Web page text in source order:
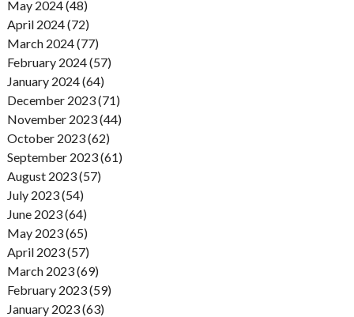
May 2024 (48)
April 2024 (72)
March 2024 (77)
February 2024 (57)
January 2024 (64)
December 2023 (71)
November 2023 (44)
October 2023 (62)
September 2023 (61)
August 2023 (57)
July 2023 (54)
June 2023 (64)
May 2023 (65)
April 2023 (57)
March 2023 (69)
February 2023 (59)
January 2023 (63)